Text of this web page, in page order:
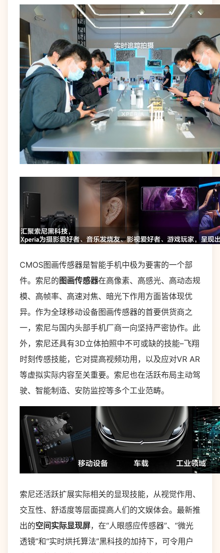
CMOS图画传感器是智能手机中极为要害的一个部
件。索尼的 图画传感器在高像素、高感光、高动态规
模、高帧率、高速对焦、暗光下作用方面皆体现优
异。作为全球移动设备图画传感器的首要供货商之
一，索尼与国内头部手机厂商一向坚持严密协作。此
外，索尼还具有3D立体拍照中不可或缺的技能–飞翔
时刻传感技能，它对提高视频功用，以及应对VR AR
等虚拟实际内容至关重要。索尼也在活跃布局主动驾
驶、智能制造、安防监控等多个工业范畴。
索尼还活跃扩展实际相关的显现技能，从视觉作用、
交互性、舒适度等层面提高人们的文娱体会。最新推
出的空间实际显现屏，在“人眼感应传感器”、“微光
透镜”和“实时烘托算法”黑科技的加持下，可令用户